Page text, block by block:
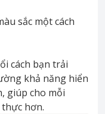
sắc một cách
cách bạn trải
khả năng hiển
giúp cho mỗi
hơn.